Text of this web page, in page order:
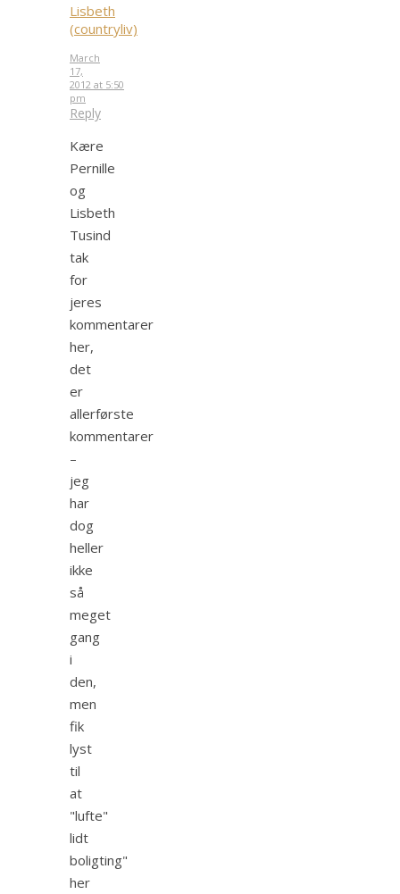
Lisbeth
(countryliv)
March
17,
2012 at 5:50
pm
Reply
Kære
Pernille
og
Lisbeth
Tusind
tak
for
jeres
kommentarer
her,
det
er
allerførste
kommentarer
–
jeg
har
dog
heller
ikke
så
meget
gang
i
den,
men
fik
lyst
til
at
"lufte"
lidt
boligting"
her